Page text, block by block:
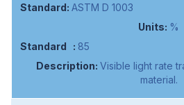
ASTM D 1003
%
85
Visible light rate
material.